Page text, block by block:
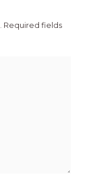
Required fields